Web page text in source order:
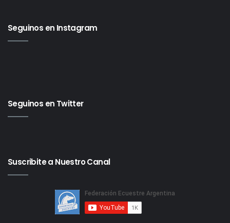
Seguinos en Instagram
Seguinos en Twitter
Suscribite a Nuestro Canal